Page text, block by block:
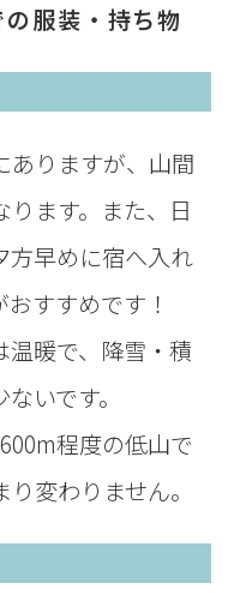
服装・持ち物
ありますが、山間
ます。また、日
方早めに宿へ入れ
すすめです！
温暖で、降雪・積
いです。
程度の低山で
変わりません。